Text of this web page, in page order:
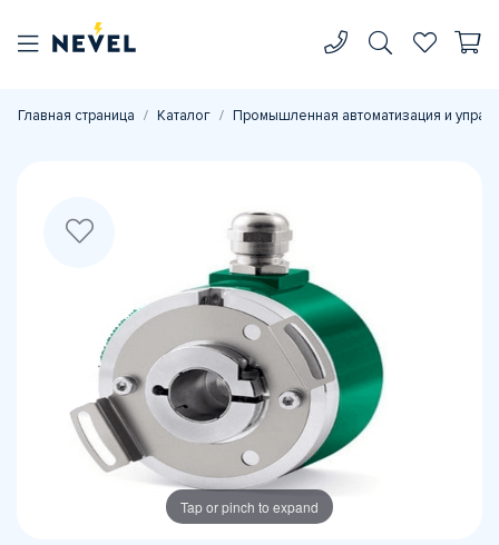
Главная страница Каталог Промышленная автоматизация и
Tap or pinch to expand